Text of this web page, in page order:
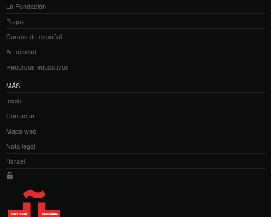
La Fundación
Pagos
Cursos de español
Actualidad
Recursos educativos
MÁS
Inicio
Contactar
Mapa web
Nota legal
*Israel